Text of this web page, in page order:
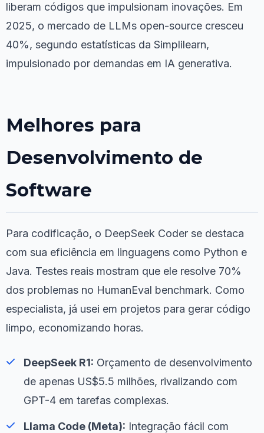
liberam códigos que impulsionam inovações. Em
2025, o mercado de LLMs open-source cresceu
40%, segundo estatísticas da Simplilearn,
impulsionado por demandas em IA generativa.
Melhores para
Desenvolvimento de
Software
Para codificação, o DeepSeek Coder se destaca
com sua eficiência em linguagens como Python e
Java. Testes reais mostram que ele resolve 70%
dos problemas no HumanEval benchmark. Como
especialista, já usei em projetos para gerar código
limpo, economizando horas.
DeepSeek R1: Orçamento de desenvolvimento
de apenas US$5.5 milhões, rivalizando com
GPT-4 em tarefas complexas.
Llama Code (Meta): Integração fácil com